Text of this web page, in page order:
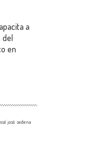
a
del
en
josé sedena